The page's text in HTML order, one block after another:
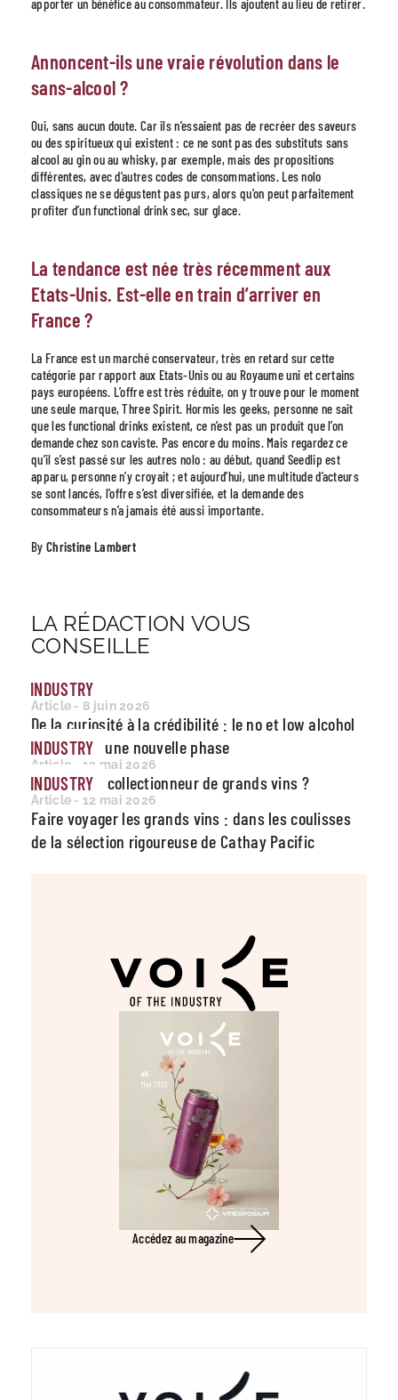
apporter un bénéfice au consommateur. Ils ajoutent au lieu de retirer.
Annoncent-ils une vraie révolution dans le
sans-alcool ?
Oui, sans aucun doute. Car ils n’essaient pas de recréer des saveurs
ou des spiritueux qui existent : ce ne sont pas des substituts sans
alcool au gin ou au whisky, par exemple, mais des propositions
différentes, avec d’autres codes de consommations. Les nolo
classiques ne se dégustent pas purs, alors qu’on peut parfaitement
profiter d’un functional drink sec, sur glace.
La tendance est née très récemment aux
Etats-Unis. Est-elle en train d’arriver en
France ?
La France est un marché conservateur, très en retard sur cette
catégorie par rapport aux Etats-Unis ou au Royaume uni et certains
pays européens. L’offre est très réduite, on y trouve pour le moment
une seule marque, Three Spirit. Hormis les geeks, personne ne sait
que les functional drinks existent, ce n’est pas un produit que l’on
demande chez son caviste. Pas encore du moins. Mais regardez ce
qu’il s’est passé sur les autres nolo : au début, quand Seedlip est
apparu, personne n’y croyait ; et aujourd’hui, une multitude d’acteurs
se sont lancés, l’offre s’est diversifiée, et la demande des
consommateurs n’a jamais été aussi importante.
By Christine Lambert
LA RÉDACTION VOUS
CONSEILLE
INDUSTRY
Article - 8 juin 2026
De la curiosité à la crédibilité : le no et low alcohol
entre dans une nouvelle phase
INDUSTRY
Article - 12 mai 2026
Qui devient collectionneur de grands vins ?
INDUSTRY
Article - 12 mai 2026
Faire voyager les grands vins : dans les coulisses
de la sélection rigoureuse de Cathay Pacific
Accédez au magazine